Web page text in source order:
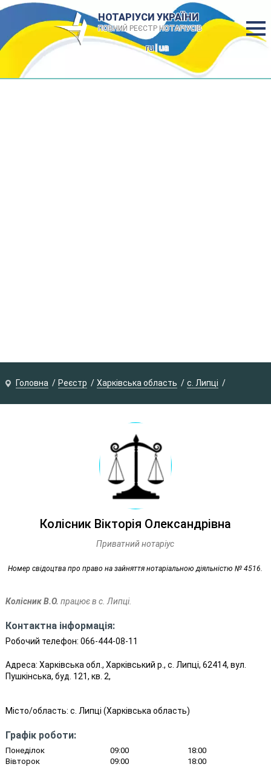
НОТАРІУСИ УКРАЇНИ
ПОВНИЙ РЕЄСТР НОТАРІУСІВ
ru| ua
Головна Реєстр Харківська область с. Липці
Колісник Вікторія Олександрівна
Приватний нотаріус
Номер свідоцтва про право на зайняття нотаріальною діяльністю № 4516.
Колісник В.О. працює в с. Липці.
Контактна інформація:
Робочий телефон: 066-444-08-11
Адреса: Харківська обл., Харківський р., с. Липці, 62414, вул.
Пушкінська, буд. 121, кв. 2,
Місто/область: с. Липці (Харківська область)
Графік роботи:
Понеділок 09:00
18:00
Вівторок
09:00
18:00